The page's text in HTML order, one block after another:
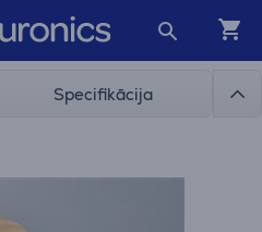
Specifikācija